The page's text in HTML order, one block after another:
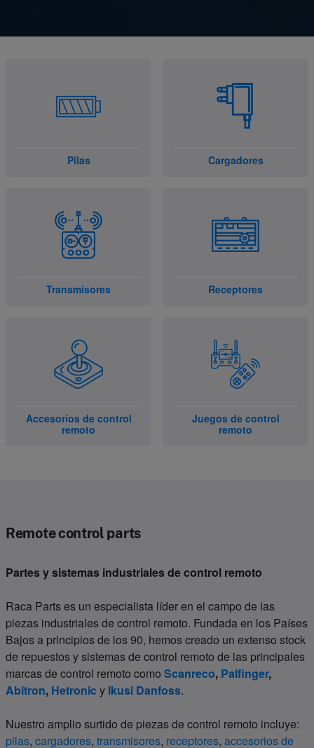
Pilas Cargadores
Transmisores Receptores
Accesorios de control
remoto
Juegos de control
remoto
Remote control parts
Partes y sistemas industriales de control remoto
Raca Parts es un especialista líder en el campo de las
piezas industriales de control remoto. Fundada en los Países
Bajos a principios de los 90, hemos creado un extenso stock
de repuestos y sistemas de control remoto de las principales
marcas de control remoto como Scanreco, Palfinger,
Abitron, Hetronic y Ikusi Danfoss.
Nuestro amplio surtido de piezas de control remoto incluye:
pilas, cargadores, transmisores, receptores, accesorios de